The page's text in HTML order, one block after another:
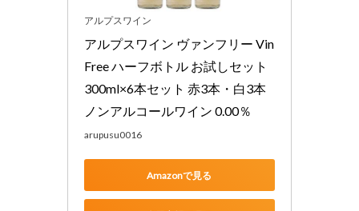
アルプスワイン
アルプスワイン ヴァンフリー Vin
Free ハーフボトル お試しセット
300ml×6本セット 赤3本・白3本
ノンアルコールワイン 0.00％
arupusu0016
Amazonで見る